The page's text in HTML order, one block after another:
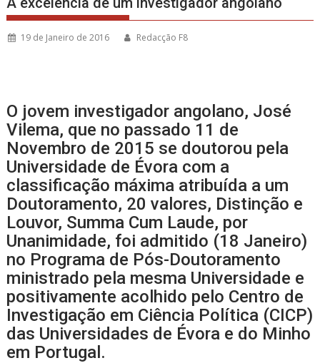
19 de Janeiro de 2016 Redacção F8
O jovem investigador angolano, José
Vilema, que no passado 11 de
Novembro de 2015 se doutorou pela
Universidade de Évora com a
classificação máxima atribuída a um
Doutoramento, 20 valores, Distinção e
Louvor, Summa Cum Laude, por
Unanimidade, foi admitido (18 Janeiro)
no Programa de Pós-Doutoramento
ministrado pela mesma Universidade e
positivamente acolhido pelo Centro de
Investigação em Ciência Política (CICP)
das Universidades de Évora e do Minho
em Portugal.